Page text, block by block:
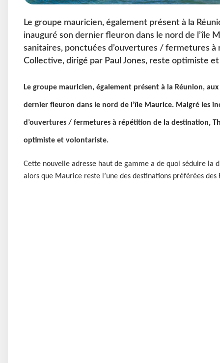
Le groupe mauricien, également présent à la
inauguré son dernier fleuron dans le nord de l’île
sanitaires, ponctuées d’ouvertures / fermetures
Collective, dirigé par Paul Jones, reste optimiste
Le groupe mauricien, également présent à la Réunion,
dernier fleuron dans le nord de l’île Maurice. Malgré les
d’ouvertures / fermetures à répétition de la destination,
optimiste et volontariste.
Cette nouvelle adresse haut de gamme a de quoi séduire
alors que Maurice reste l’une des destinations préférées des